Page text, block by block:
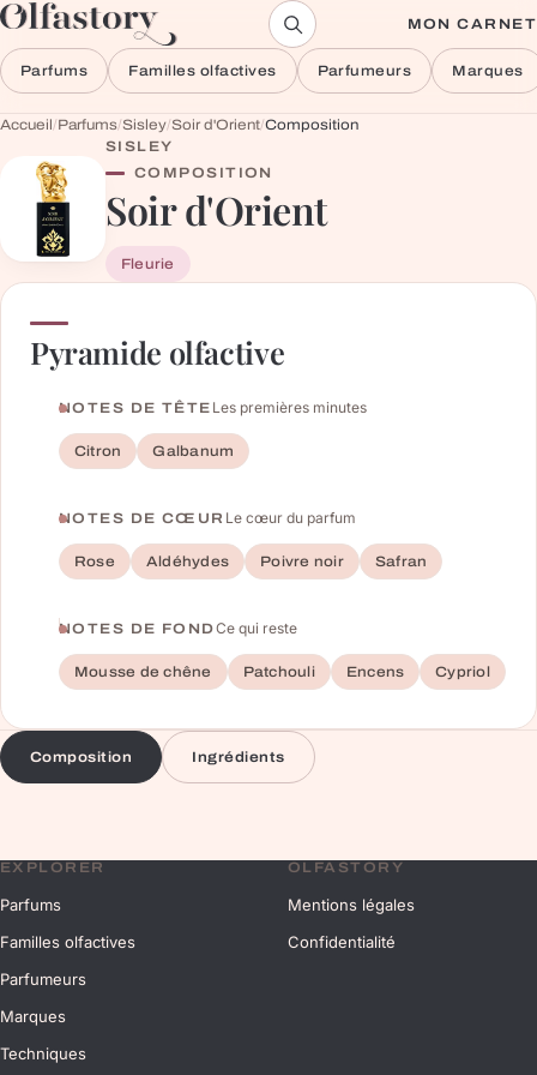
Aller au contenu MON CARNET
Parfums Familles olfactives Parfumeurs Marques
Accueil/Parfums/Sisley/Soir d'Orient/Composition
SISLEY
COMPOSITION
Soir d'Orient
Fleurie
Pyramide olfactive
NOTES DE TÊTE Les premières minutes
Citron Galbanum
NOTES DE CŒUR Le cœur du parfum
Rose Aldéhydes Poivre noir Safran
NOTES DE FONDCe qui reste
Mousse de chêne Patchouli Encens Cypriol
Composition Ingrédients
EXPLORER
Parfums
Familles olfactives
Parfumeurs
Marques
Techniques
OLFASTORY
Mentions légales
Confidentialité